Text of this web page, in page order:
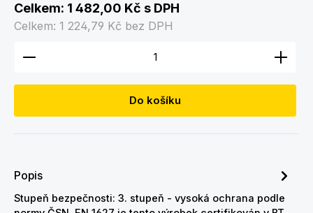
Celkem: 1 482,00 Kč s DPH
Celkem: 1 224,79 Kč bez DPH
Množství produktu: Zadejte požadované
Do košíku
Popis
Stupeň bezpečnosti: 3. stupeň - vysoká ochrana podle